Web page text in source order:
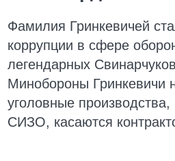
Фамилия Гринкевичей
коррупции в сфере
легендарных
Минобороны Гринкевичи
уголовные
СИЗО, касаются